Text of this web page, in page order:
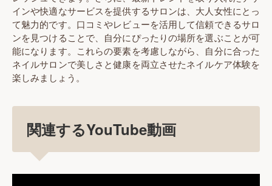
インや快適なサービスを提供するサロンは、大人女性にとっ
て魅力的です。口コミやレビューを活用して信頼できるサロ
ンを見つけることで、自分にぴったりの場所を選ぶことが可
能になります。これらの要素を考慮しながら、自分に合った
ネイルサロンで美しさと健康を両立させたネイルケア体験を
楽しみましょう。
関連するYouTube動画